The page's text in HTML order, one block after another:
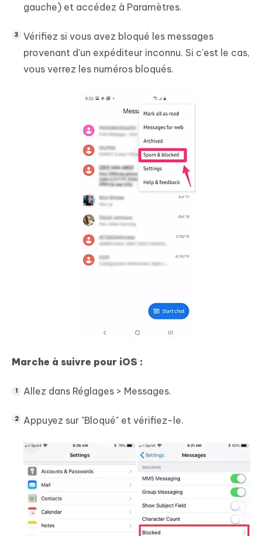
gauche) et accédez à Paramètres.
Vérifiez si vous avez bloqué les messages
provenant d'un expéditeur inconnu. Si c'est le cas,
vous verrez les numéros bloqués.
Marche à suivre pour iOS :
Allez dans Réglages > Messages.
Appuyez sur "Bloqué" et vérifiez-le.